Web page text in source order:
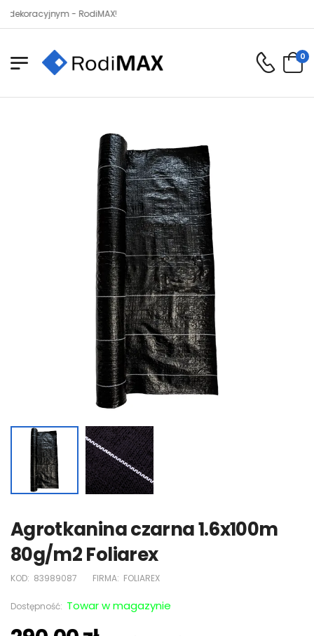
- RodiMAX!
0
Agrotkanina czarna 1.6x100m
80g/m2 Foliarex
KOD: 83989087 FIRMA: FOLIAREX
Dostępność: Towar w magazynie